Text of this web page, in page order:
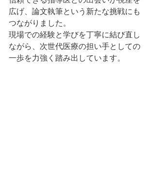
広げ、論文執筆という新たな挑戦にも
つながりました。
現場での経験と学びを丁寧に結び直し
ながら、次世代医療の担い手としての
一歩を力強く踏み出しています。